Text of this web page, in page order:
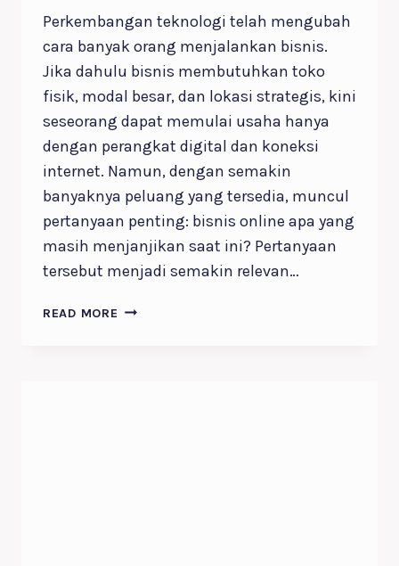
Perkembangan teknologi telah mengubah
cara banyak orang menjalankan bisnis.
Jika dahulu bisnis membutuhkan toko
fisik, modal besar, dan lokasi strategis, kini
seseorang dapat memulai usaha hanya
dengan perangkat digital dan koneksi
internet. Namun, dengan semakin
banyaknya peluang yang tersedia, muncul
pertanyaan penting: bisnis online apa yang
masih menjanjikan saat ini? Pertanyaan
tersebut menjadi semakin relevan…
READ MORE 7